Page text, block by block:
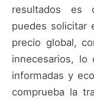
resultados es
puedes solicitar
precio global,
innecesarios, lo
informadas y
comprueba la